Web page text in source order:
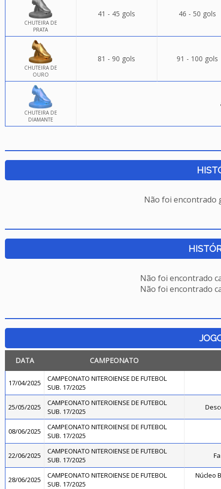
CHUTEIRA DE
PRATA
41 - 45 gols 46 - 50 gols
CHUTEIRA DE
OURO
81 - 90 gols 91 - 100 gols
CHUTEIRA DE
DIAMANTE
Não foi encontrado
Não foi encontrado
Não foi encontrado
DATA CAMPEONATO
17/04/2025
CAMPEONATO NITEROIENSE DE FUTEBOL
SUB. 17/2025
25/05/2025
CAMPEONATO NITEROIENSE DE FUTEBOL
SUB. 17/2025
08/06/2025
CAMPEONATO NITEROIENSE DE FUTEBOL
SUB. 17/2025
22/06/2025
CAMPEONATO NITEROIENSE DE FUTEBOL
SUB. 17/2025
28/06/2025
CAMPEONATO NITEROIENSE DE FUTEBOL
SUB. 17/2025
Núcleo